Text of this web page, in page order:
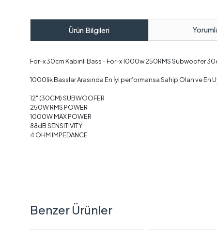
Ürün Bilgileri
For-x 30cm Kabinli Bass - For-x 1000w 250RMS Subwoofer
1000lik Basslar Arasında En İyi performansa Sahip Olan ve En
12" (30CM) SUBWOOFER
250W RMS POWER
1000W MAX POWER
88dB SENSITIVITY
4 OHM IMPEDANCE
Benzer Ürünler